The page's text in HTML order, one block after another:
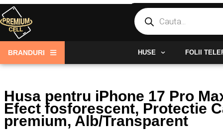
Skip
to
content
Products
search
BRANDURI HUSE FOLII
Husa pentru iPhone 17 Pro
Efect fosforescent, Protectie
premium, Alb/Transparent